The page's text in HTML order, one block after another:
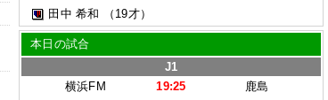
田中 希和
（19才）
本日の試合
J1
横浜FM
19:25
鹿島